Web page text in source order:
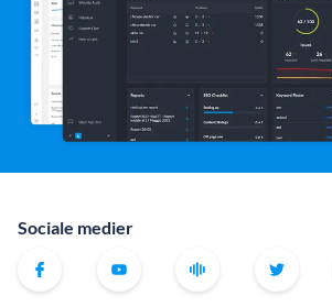
Sociale medier